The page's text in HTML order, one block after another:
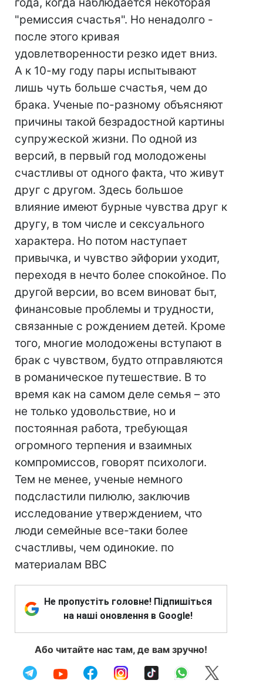
"ремиссия счастья". Но ненадолго -
после этого кривая
удовлетворенности резко идет вниз.
А к 10-му году пары испытывают
лишь чуть больше счастья, чем до
брака. Ученые по-разному объясняют
причины такой безрадостной картины
супружеской жизни. По одной из
версий, в первый год молодожены
счастливы от одного факта, что живут
друг с другом. Здесь большое
влияние имеют бурные чувства друг к
другу, в том числе и сексуального
характера. Но потом наступает
привычка, и чувство эйфории уходит,
переходя в нечто более спокойное. По
другой версии, во всем виноват быт,
финансовые проблемы и трудности,
связанные с рождением детей. Кроме
того, многие молодожены вступают в
брак с чувством, будто отправляются
в романическое путешествие. В то
время как на самом деле семья – это
не только удовольствие, но и
постоянная работа, требующая
огромного терпения и взаимных
компромиссов, говорят психологи.
Тем не менее, ученые немного
подсластили пилюлю, заключив
исследование утверждением, что
люди семейные все-таки более
счастливы, чем одинокие. по
материалам BBC
Не пропустіть головне! Підпишіться
на наші оновлення в Google!
Або читайте нас там, де вам зручно!